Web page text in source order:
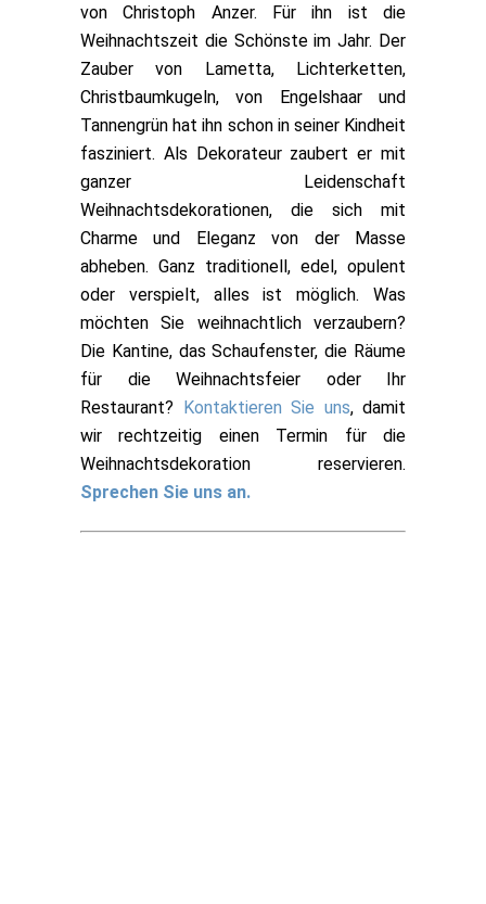
von Christoph Anzer. Für ihn ist die
Weihnachtszeit die Schönste im Jahr. Der
Zauber von Lametta, Lichterketten,
Christbaumkugeln, von Engelshaar und
Tannengrün hat ihn schon in seiner Kindheit
fasziniert. Als Dekorateur zaubert er mit
ganzer Leidenschaft
Weihnachtsdekorationen, die sich mit
Charme und Eleganz von der Masse
abheben. Ganz traditionell, edel, opulent
oder verspielt, alles ist möglich. Was
möchten Sie weihnachtlich verzaubern?
Die Kantine, das Schaufenster, die Räume
für die Weihnachtsfeier oder Ihr
Restaurant? Kontaktieren Sie uns, damit
wir rechtzeitig einen Termin für die
Weihnachtsdekoration reservieren.
Sprechen Sie uns an.